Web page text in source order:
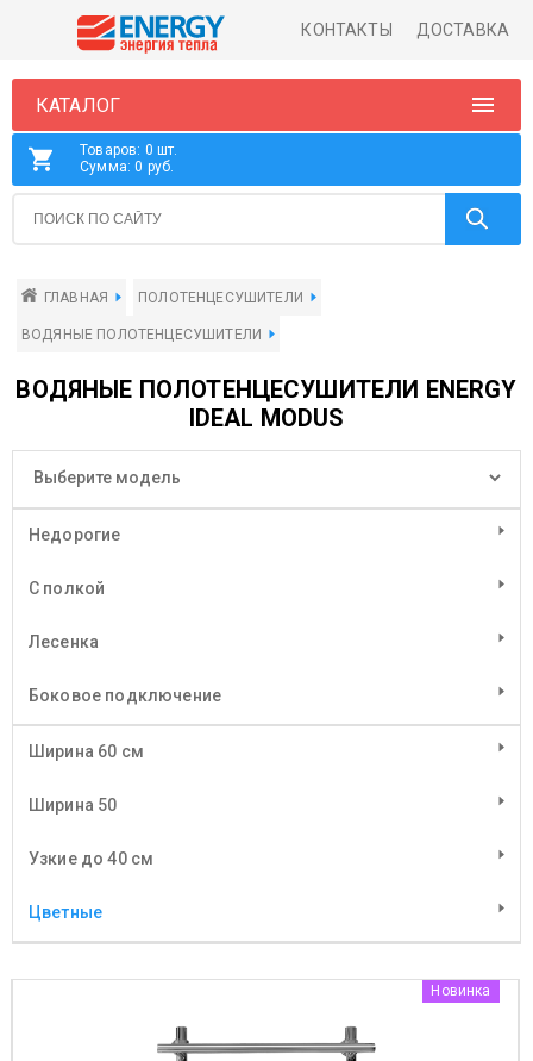
КОНТАКТЫ ДОСТАВКА
КАТАЛОГ
Товаров: 0 шт.
Сумма: 0 руб.
ГЛАВНАЯ ПОЛОТЕНЦЕСУШИТЕЛИ
ВОДЯНЫЕ ПОЛОТЕНЦЕСУШИТЕЛИ
ВОДЯНЫЕ ПОЛОТЕНЦЕСУШИТЕЛИ ENERGY
IDEAL MODUS
Недорогие
C полкой
Лесенка
Боковое подключение
Ширина 60 см
Ширина 50
Узкие до 40 см
Цветные
Новинка